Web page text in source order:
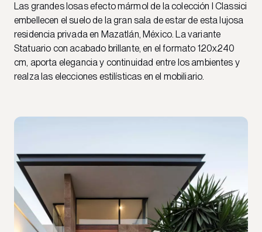
Las grandes losas efecto mármol de la colección I Classici
embellecen el suelo de la gran sala de estar de esta lujosa
residencia privada en Mazatlán, México. La variante
Statuario con acabado brillante, en el formato 120x240
cm, aporta elegancia y continuidad entre los ambientes y
realza las elecciones estilísticas en el mobiliario.